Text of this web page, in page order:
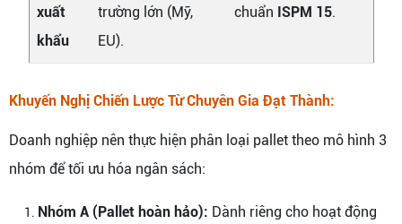
xuất
khẩu
trường lớn (Mỹ,
EU).
chuẩn ISPM 15.
Khuyến Nghị Chiến Lược Từ Chuyên Gia Đạt Thành:
Doanh nghiệp nên thực hiện phân loại pallet theo mô hình 3
nhóm để tối ưu hóa ngân sách:
Nhóm A (Pallet hoàn hảo): Dành riêng cho hoạt động